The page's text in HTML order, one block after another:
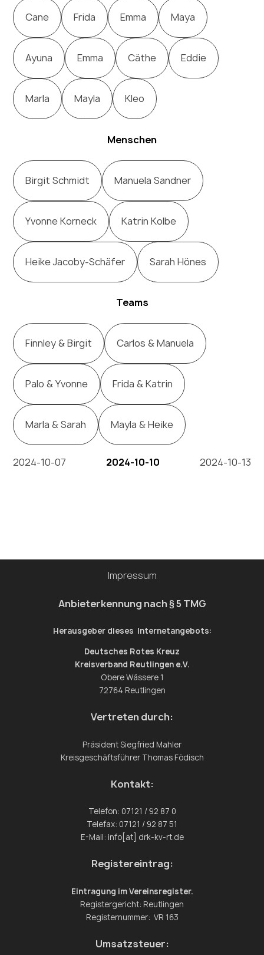
Cane Frida Emma Maya
Ayuna Emma Cäthe Eddie
Marla Mayla Kleo
Menschen
Birgit Schmidt Manuela Sandner
Yvonne Korneck Katrin Kolbe
Heike Jacoby-Schäfer Sarah Hönes
Teams
Finnley & Birgit Carlos & Manuela
Palo & Yvonne Frida & Katrin
Marla & Sarah Mayla & Heike
2024-10-07 2024-10-10 2024-10-13
Impressum
Anbieterkennung nach § 5 TMG
Herausgeber dieses Internetangebots:
Deutsches Rotes Kreuz
Kreisverband Reutlingen e.V.
Obere Wässere 1
72764 Reutlingen
Vertreten durch:
Präsident Siegfried Mahler
Kreisgeschäftsführer Thomas Födisch
Kontakt:
Telefon: 07121 / 92 87 0
Telefax: 07121 / 92 87 51
E-Mail: info[at] drk-kv-rt.de
Registereintrag:
Eintragung im Vereinsregister.
Registergericht: Reutlingen
Registernummer: VR 163
Umsatzsteuer: